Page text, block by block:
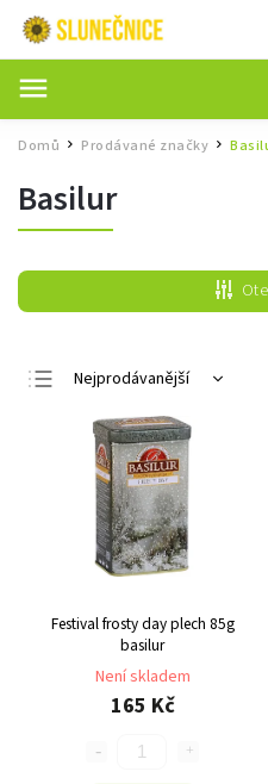
Domů / Prodávané značky /
Basilur
Nejprodávanější
Nejlevnější
Nejdražší
Abecedně
Festival frosty day plech 85g
basilur
Není skladem
165 Kč